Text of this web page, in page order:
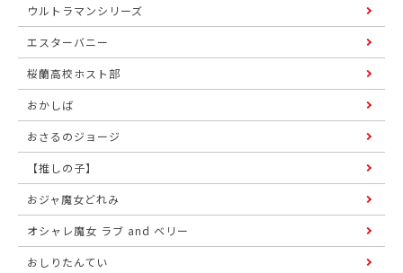
ウルトラマンシリーズ
エスターバニー
桜蘭高校ホスト部
おかしば
おさるのジョージ
【推しの子】
おジャ魔女どれみ
オシャレ魔女 ラブ and ベリー
おしりたんてい